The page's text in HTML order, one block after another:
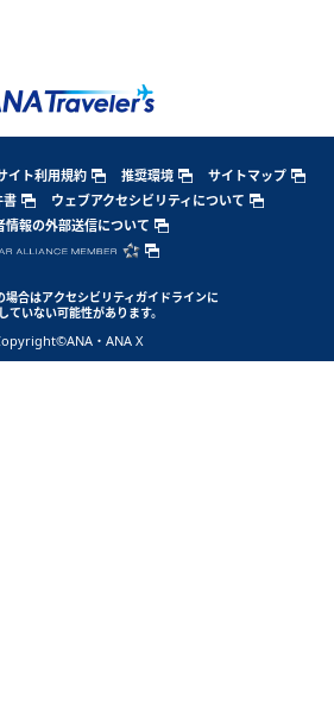
イト利用規約 推奨環境
サイトマップ
書
ウェブアクセシビリティについて
情報の外部送信について
場合はアクセシビリティガイドラインに
ていない可能性があります。
©ANA・ANA X